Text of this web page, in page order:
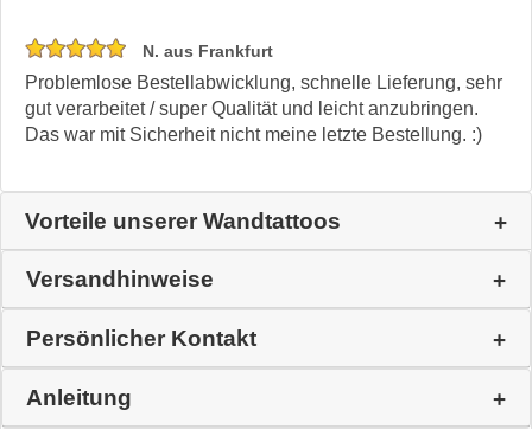
N. aus Frankfurt
Problemlose Bestellabwicklung, schnelle Lieferung, sehr
gut verarbeitet / super Qualität und leicht anzubringen.
Das war mit Sicherheit nicht meine letzte Bestellung. :)
Vorteile unserer Wandtattoos
Versandhinweise
Persönlicher Kontakt
Anleitung